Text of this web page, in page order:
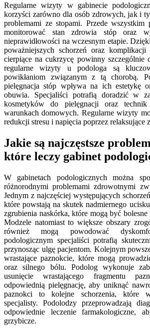
Regularne wizyty w gabinecie
korzyści zarówno dla osób zdrowych, jak i
problemami ze stopami. Przede wszystkim
monitorować stan zdrowia stóp oraz
nieprawidłowości na wczesnym etapie.
poważniejszych schorzeń oraz
cierpiące na cukrzycę powinny szczególnie
regularne wizyty u podologa są
powikłaniom związanym z tą chorobą.
pielęgnacja stóp wpływa na ich estetykę
obuwia. Specjaliści potrafią doradzić w
kosmetyków do pielęgnacji oraz
warunkach domowych. Regularne wizyty
redukcji stresu i napięcia poprzez relaksujące
Jakie są najczęstsze
które leczy gabinet
W gabinetach podologicznych można
różnorodnymi problemami zdrowotnymi
Jednym z najczęściej występujących
które powstają na skutek nadmiernego
zgrubienia naskórka, które mogą być
Modzele natomiast to większe obszary
również mogą powodować
podologicznym specjaliści potrafią
przynosząc ulgę pacjentom. Kolejnym
wrastające paznokcie, które mogą
oraz silnego bólu. Podolog wykonuje
usunięcie wrastającego fragmentu
odpowiednią pielęgnację, aby uniknąć
paznokci to kolejne schorzenia, które
specjalisty. Podolodzy przeprowadzają
odpowiednie leczenie farmakologiczne,
grzybicze.